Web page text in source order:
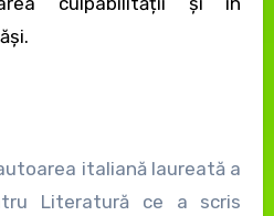
italiană laureată a
Literatură ce a scris